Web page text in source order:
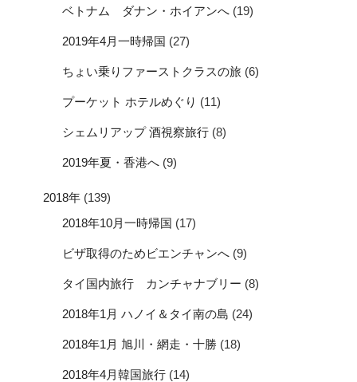
ベトナム ダナン・ホイアンへ (19)
2019年4月一時帰国 (27)
ちょい乗りファーストクラスの旅 (6)
プーケット ホテルめぐり (11)
シェムリアップ 酒視察旅行 (8)
2019年夏・香港へ (9)
2018年 (139)
2018年10月一時帰国 (17)
ビザ取得のためビエンチャンへ (9)
タイ国内旅行 カンチャナブリー (8)
2018年1月 ハノイ＆タイ南の島 (24)
2018年1月 旭川・網走・十勝 (18)
2018年4月韓国旅行 (14)